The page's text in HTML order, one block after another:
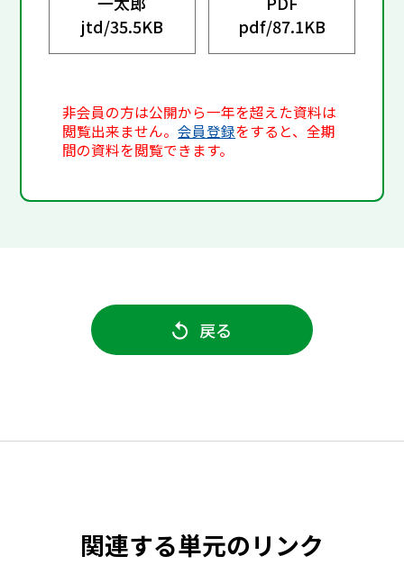
jtd/35.5KB
pdf/87.1KB
非会員の方は公開から一年を超えた資料は
閲覧出来ません。会員登録をすると、全期
間の資料を閲覧できます。
戻る
関連する単元のリンク